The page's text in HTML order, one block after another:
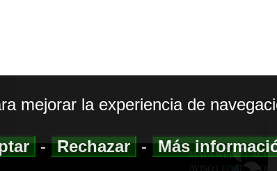
MAPA WEB|
AVISO LEGAL|
mejorar la experiencia de
-Rechazar-Más